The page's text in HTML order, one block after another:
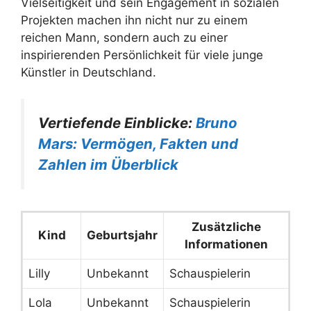
Projekten machen ihn nicht nur zu einem
reichen Mann, sondern auch zu einer
inspirierenden Persönlichkeit für viele junge
Künstler in Deutschland.
Vertiefende Einblicke: Bruno
Mars: Vermögen, Fakten und
Zahlen im Überblick
Kind Geburtsjahr
Zusätzliche
Informationen
Lilly Unbekannt Schauspielerin
Lola Unbekannt Schauspielerin